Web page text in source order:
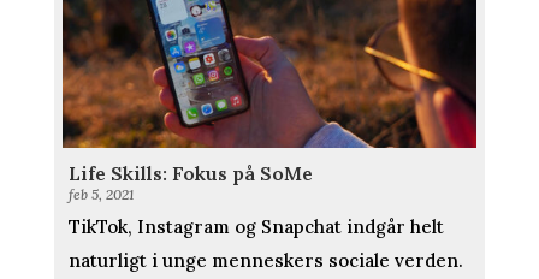
Life Skills: Fokus på SoMe
feb 5, 2021
TikTok, Instagram og Snapchat indgår helt
naturligt i unge menneskers sociale verden.